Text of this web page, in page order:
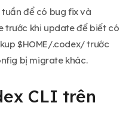
để có bug fix và
trước khi update để biết có
$HOME/.codex/ trước
bị migrate khác.
CLI trên